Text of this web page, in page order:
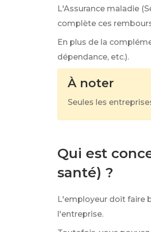
L'Assurance maladie
complète ces
En plus de la
dépendance, etc.).
À noter
Seules les
Qui est
santé) ?
L'employeur doit faire
l'entreprise.